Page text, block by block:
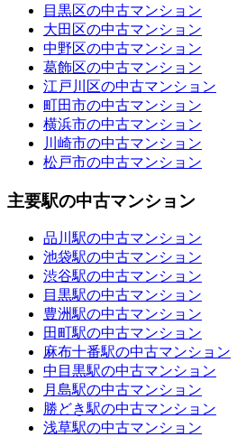
目黒区の中古マンション
大田区の中古マンション
中野区の中古マンション
葛飾区の中古マンション
江戸川区の中古マンション
町田市の中古マンション
横浜市の中古マンション
川崎市の中古マンション
松戸市の中古マンション
主要駅の中古マンション
品川駅の中古マンション
池袋駅の中古マンション
渋谷駅の中古マンション
目黒駅の中古マンション
豊洲駅の中古マンション
田町駅の中古マンション
麻布十番駅の中古マンション
中目黒駅の中古マンション
月島駅の中古マンション
勝どき駅の中古マンション
浅草駅の中古マンション